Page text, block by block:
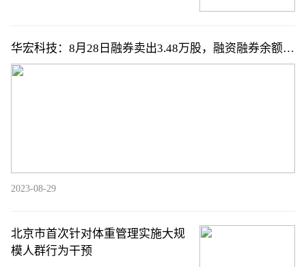
华宏科技：8月28日融券卖出3.48万股，融资融券余额
1.71亿元
2023-08-29
北京市首次针对体重管理实施大规
模人群行为干预